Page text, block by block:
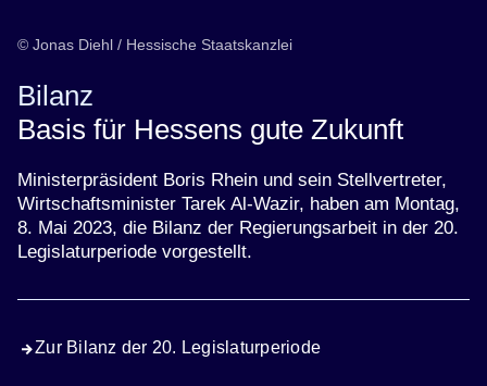
© Jonas Diehl / Hessische Staatskanzlei
Bilanz
Basis für Hessens gute Zukunft
Ministerpräsident Boris Rhein und sein Stellvertreter,
Wirtschaftsminister Tarek Al-Wazir, haben am Montag,
8. Mai 2023, die Bilanz der Regierungsarbeit in der 20.
Legislaturperiode vorgestellt.
Zur Bilanz der 20. Legislaturperiode